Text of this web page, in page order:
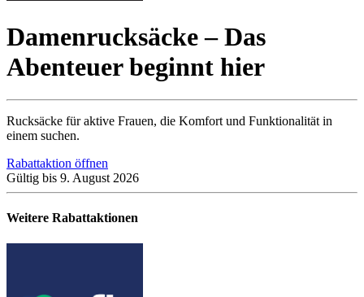
Damenrucksäcke – Das
Abenteuer beginnt hier
Rucksäcke für aktive Frauen, die Komfort und Funktionalität in
einem suchen.
Rabattaktion öffnen
Gültig bis 9. August 2026
Weitere Rabattaktionen